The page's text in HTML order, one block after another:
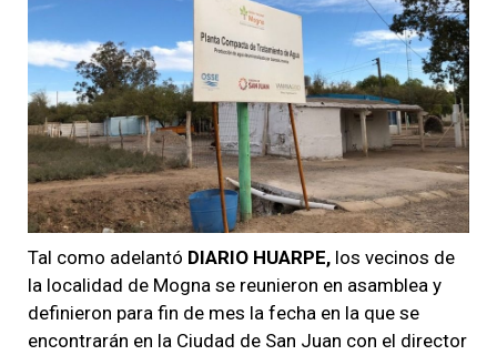
Tal como adelantó DIARIO HUARPE, los vecinos de
la localidad de Mogna se reunieron en asamblea y
definieron para fin de mes la fecha en la que se
encontrarán en la Ciudad de San Juan con el director